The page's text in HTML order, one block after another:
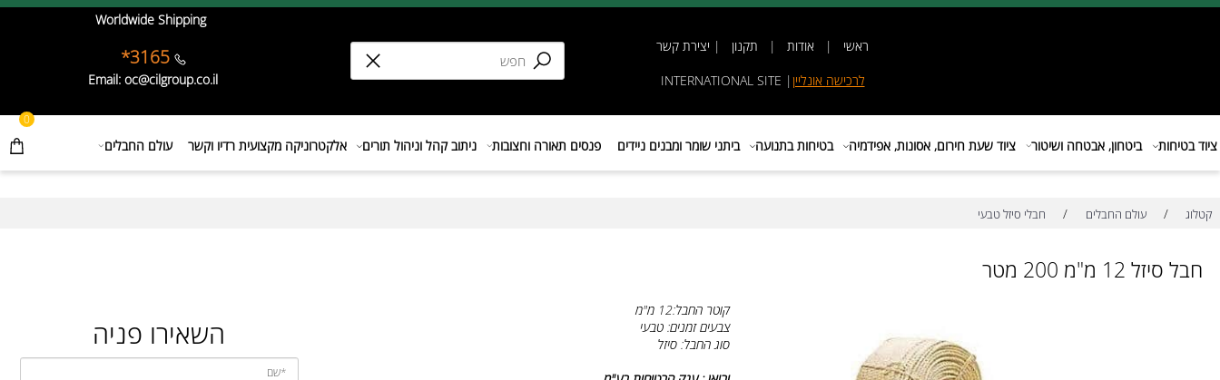
|אודות |תקנון |יצירת קשר
לרכישהאונליין|
INTERNATIONAL SITE
Worldwide Shipping
3165*
Email: oc@cilgroup.co.il
0
ביטחון, אבטחה ושיטור ציוד שעת חירום, אסונות, אפידמיה בטיחות בתנועה ביתני שומר ומבנים ניידים פנסים תאורה וחצובות ניתוב קהל וניהול תורים אלקטרוניקה מקצועית רדיו וקשר עולם החבלים
עולם החבלים / חבלי סיזל טבעי
מ"מ 200 מטר
קוטר החבל:12 מ"מ
צבעים זמנים:טבעי השאירו פניה